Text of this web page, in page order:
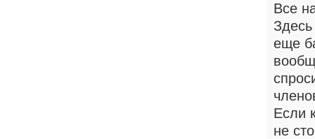
Все
еще
Если
не